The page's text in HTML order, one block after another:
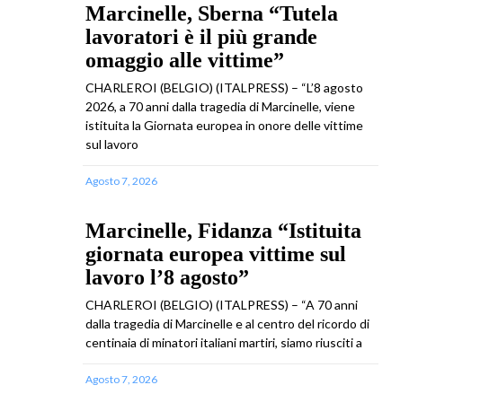
Marcinelle, Sberna “Tutela
lavoratori è il più grande
omaggio alle vittime”
CHARLEROI (BELGIO) (ITALPRESS) – “L’8 agosto
2026, a 70 anni dalla tragedia di Marcinelle, viene
istituita la Giornata europea in onore delle vittime
sul lavoro
Agosto 7, 2026
Marcinelle, Fidanza “Istituita
giornata europea vittime sul
lavoro l’8 agosto”
CHARLEROI (BELGIO) (ITALPRESS) – “A 70 anni
dalla tragedia di Marcinelle e al centro del ricordo di
centinaia di minatori italiani martiri, siamo riusciti a
Agosto 7, 2026